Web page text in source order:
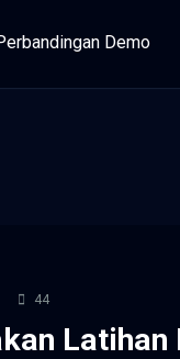
Demo
44